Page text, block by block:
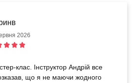
2026
клас. Інструктор Андрій все
що я не маючи жодного